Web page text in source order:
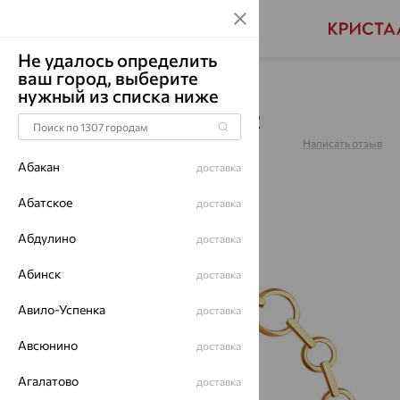
Главная Каталог Браслеты декоративные
Браслет, золото, 051462
Артикул:051462 Написать отзыв
Не удалось определить
ваш город, выберите
нужный из списка ниже
Абакан доставка
Абатское доставка
Абдулино доставка
Абинск доставка
Авило-Успенка доставка
Авсюнино доставка
Агалатово доставка